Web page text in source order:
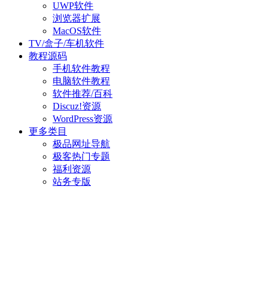
UWP软件
浏览器扩展
MacOS软件
TV/盒子/车机软件
教程源码
手机软件教程
电脑软件教程
软件推荐/百科
Discuz!资源
WordPress资源
更多类目
极品网址导航
极客热门专题
福利资源
站务专版